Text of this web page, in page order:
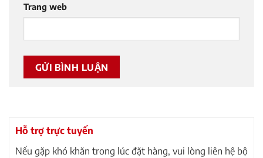
Trang web
Hỗ trợ trực tuyến
Nếu gặp khó khăn trong lúc đặt hàng, vui lòng liên hệ bộ